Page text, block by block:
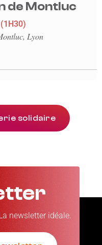
de Montluc
(1H30)
Lyon
solidaire
newsletter idéale.